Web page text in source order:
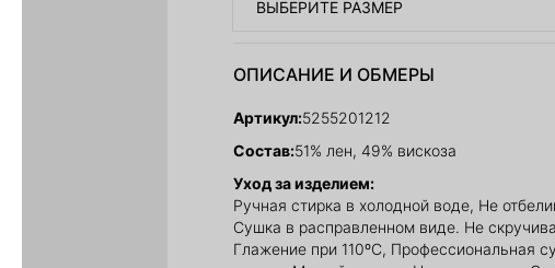
ВЫБЕРИТЕ РАЗМЕР
ОПИСАНИЕ И ОБМЕРЫ
Артикул:5255201212
Состав:51% лен, 49% вискоза
Уход за изделием:
Ручная стирка в холодной воде, Не
Сушка в расправленном виде. Не
Глажение при 110ºС, Профессиональная